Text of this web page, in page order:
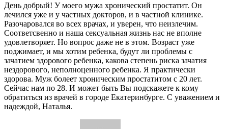
День добрый! У моего мужа хронический простатит. Он
лечился уже и у частных докторов, и в частной клинике.
Разочаровался во всех врачах, и уверен, что неизлечим.
Соответсвенно и наша сексуальная жизнь нас не вполне
удовлетворяет. Но вопрос даже не в этом. Возраст уже
поджимает, и мы хотим ребенка, будут ли проблемы с
зачатием здорового ребенка, какова степень риска зачатия
нездорового, неполноценного ребенка. Я практически
здорова. Муж болеет хроническим простатитом с 20 лет.
Сейчас нам по 28. И может быть Вы подскажете к кому
обратиться из врачей в городе Екатеринбурге. С уважением и
надеждой, Наталья.